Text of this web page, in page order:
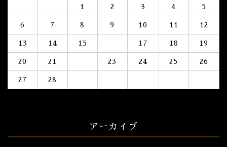
1 2 3 4 5
6 7 8 9 10 11 12
13 14 15 17 18 19
20 21 23 24 25 26
27 28
アーカイブ